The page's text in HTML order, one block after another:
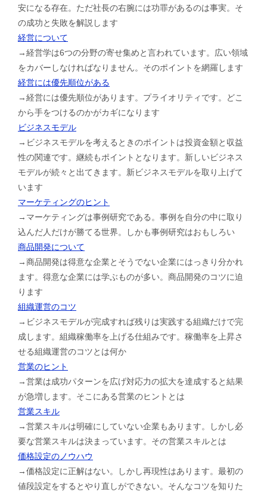
安になる存在。ただ社長の右腕には功罪があるのは事実。そ
の成功と失敗を解説します
経営について
→経営学は6つの分野の寄せ集めと言われています。広い領域
をカバーしなければなりません。そのポイントを網羅します
経営には優先順位がある
→経営には優先順位があります。プライオリティです。どこ
から手をつけるのかがカギになります
ビジネスモデル
→ビジネスモデルを考えるときのポイントは投資金額と収益
性の関連です。継続もポイントとなります。新しいビジネス
モデルが続々と出てきます。新ビジネスモデルを取り上げて
います
マーケティングのヒント
→マーケティングは事例研究である。事例を自分の中に取り
込んだ人だけが勝てる世界。しかも事例研究はおもしろい
商品開発について
→商品開発は得意な企業とそうでない企業にはっきり分かれ
ます。得意な企業には学ぶものが多い。商品開発のコツに迫
ります
組織運営のコツ
→ビジネスモデルが完成すれば残りは実践する組織だけで完
成します。組織稼働率を上げる仕組みです。稼働率を上昇さ
せる組織運営のコツとは何か
営業のヒント
→営業は成功パターンを広げ対応力の拡大を達成すると結果
が急増します。そこにある営業のヒントとは
営業スキル
→営業スキルは明確にしていない企業もあります。しかし必
要な営業スキルは決まっています。その営業スキルとは
価格設定のノウハウ
→価格設定に正解はない。しかし再現性はあります。最初の
値段設定をするとやり直しができない。そんなコツを知りた